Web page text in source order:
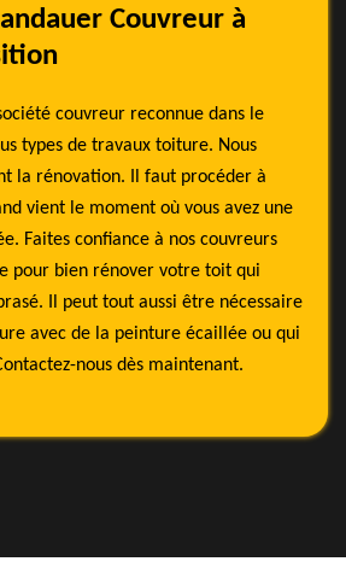
Couvreur à
couvreur reconnue dans le
types de travaux toiture. Nous
la rénovation. Il faut procéder à
vient le moment où vous avez une
Faites confiance à nos couvreurs
pour bien rénover votre toit qui
Il peut tout aussi être nécessaire
avec de la peinture écaillée ou qui
nous dès maintenant.